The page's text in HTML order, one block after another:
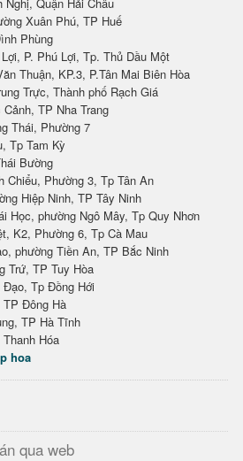
Xuân Phú, TP Huế
Phùng
P. Phú Lợi, Tp. Thủ Dầu Một
Thuận, KP.3, P.Tân Mai Biên Hòa
Trực, Thành phố Rạch Giá
TP Nha Trang
Thái, Phường 7
Tp Tam Kỳ
Bường
Chiểu, Phường 3, Tp Tân An
Hiệp Ninh, TP Tây Ninh
Học, phường Ngô Mây, Tp Quy Nhơn
K2, Phường 6, Tp Cà Mau
phường Tiền An, TP Bắc Ninh
Trứ, TP Tuy Hòa
Đạo, Tp Đồng Hới
TP Đông Hà
TP Hà Tĩnh
Hóa
hoa
qua web